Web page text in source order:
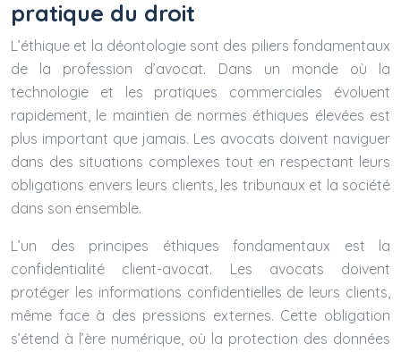
pratique du droit
L’éthique et la déontologie sont des piliers fondamentaux
de la profession d’avocat. Dans un monde où la
technologie et les pratiques commerciales évoluent
rapidement, le maintien de normes éthiques élevées est
plus important que jamais. Les avocats doivent naviguer
dans des situations complexes tout en respectant leurs
obligations envers leurs clients, les tribunaux et la société
dans son ensemble.
L’un des principes éthiques fondamentaux est la
confidentialité client-avocat. Les avocats doivent
protéger les informations confidentielles de leurs clients,
même face à des pressions externes. Cette obligation
s’étend à l’ère numérique, où la protection des données